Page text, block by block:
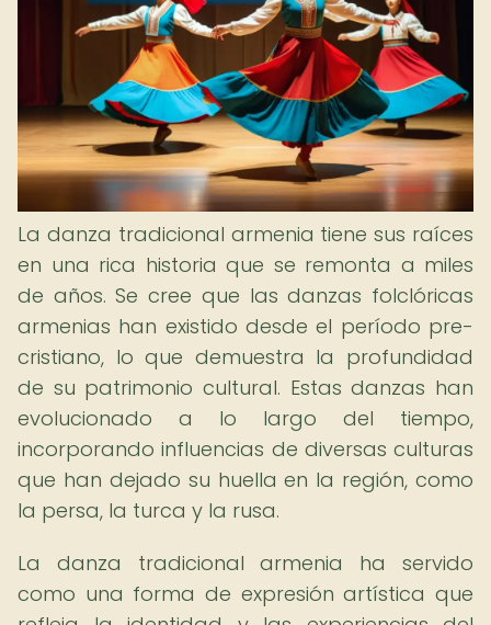
La danza tradicional armenia tiene sus raíces
en una rica historia que se remonta a miles
de años. Se cree que las danzas folclóricas
armenias han existido desde el período pre-
cristiano, lo que demuestra la profundidad
de su patrimonio cultural. Estas danzas han
evolucionado a lo largo del tiempo,
incorporando influencias de diversas culturas
que han dejado su huella en la región, como
la persa, la turca y la rusa.
La danza tradicional armenia ha servido
como una forma de expresión artística que